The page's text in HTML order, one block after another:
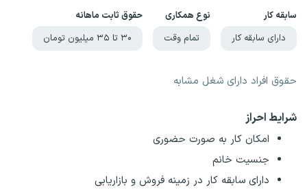
سابقه کار
دارای سابقه کار
نوع همکاری
تمام وقت
حقوق ثابت ماهانه
۳۰ تا ۳۵ میلیون تومان
حقوق افراد دارای شغل مشابه
شرایط احراز
امکان کار به صورت حضوری
جنسیت خانم
دارای سابقه کار در زمینه فروش و بازاریابی